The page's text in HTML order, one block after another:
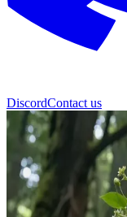
DiscordContact us